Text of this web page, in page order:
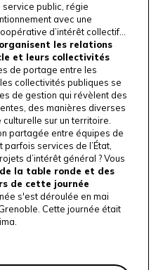
public, régie
avec une
d’intérêt collectif…
les relations
et leurs collectivités
de portage entre les
collectivités publiques se
de gestion qui révèlent des
des manières diverses
culturelle sur un territoire.
partagée entre équipes de
services de l’État,
d’intérêt général ? Vous
la table ronde et des
de cette journée
s'est déroulée en mai
Cette journée était